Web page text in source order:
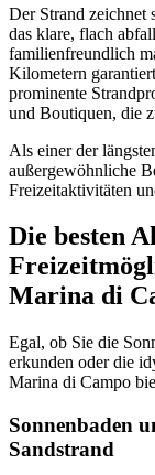
Der Strand zeichnet
das klare, flach
familienfreundlich
Kilometern
prominente
und Boutiquen, die
Als einer der
außergewöhnliche
Freizeitaktivitäten
Die besten
Marina di
Egal, ob Sie die
erkunden oder die
Marina di Campo
Sonnenbaden
Sandstrand